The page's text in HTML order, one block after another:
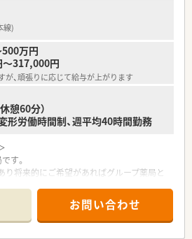
。
しており男女問わず子育てをしながら働く
々な制度が整っています。
になるまで取得でき、時短勤務は小学校1
可能です。
アップ体制もばっちり＞
ムを活用し効率的かつ効果的なスキルアッ
。
ア研修や社内学術大会などその方が目指す社
して活躍される方、またはマネージャーと
る方など、自身の志向に合わせたキャリア
すめ＞
線)
万円
317,000円
、頑張りに応じて給与が上がります
憩60分）
形労働時間制、週平均40時間勤務
す。
将来的にご希望があればグループ薬局と
整形外科クリニックから主に応需していま
お問い合わせ